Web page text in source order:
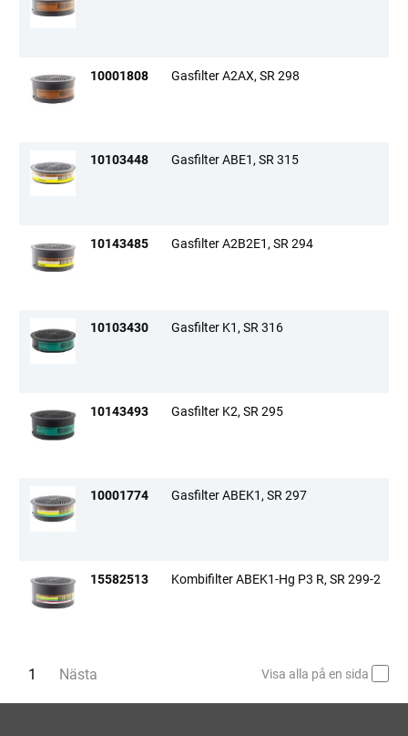
10001808 Gasfilter A2AX, SR 298
10103448 Gasfilter ABE1, SR 315
10143485 Gasfilter A2B2E1, SR 294
10103430 Gasfilter K1, SR 316
10143493 Gasfilter K2, SR 295
10001774 Gasfilter ABEK1, SR 297
15582513 Kombifilter ABEK1-Hg P3 R, SR 299-2
Du är på sida
1 Nästa Visa alla på en sida